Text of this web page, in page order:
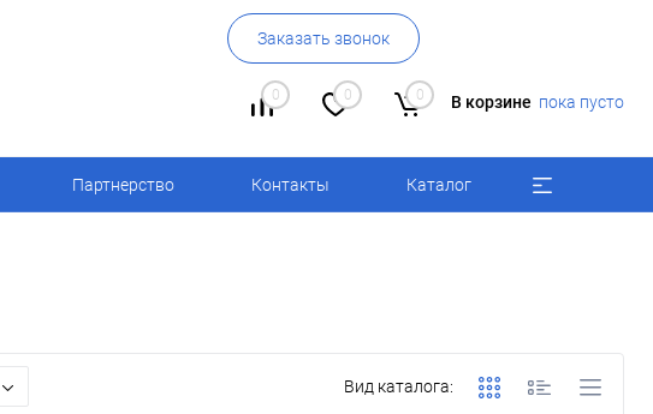
Заказать звонок
0 0 0 В корзине пока пусто
Партнерство Контакты Каталог
Вид каталога: